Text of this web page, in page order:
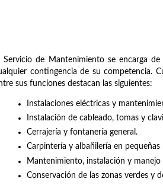
Servicio de Mantenimiento se encarga
contingencia de su competencia.
sus funciones destacan las siguientes:
Instalaciones eléctricas y
Instalación de cableado, tomas y
Cerrajería y fontanería general.
Carpintería y albañilería en pequeñas
Mantenimiento, instalación y manejo
Conservación de las zonas verdes y